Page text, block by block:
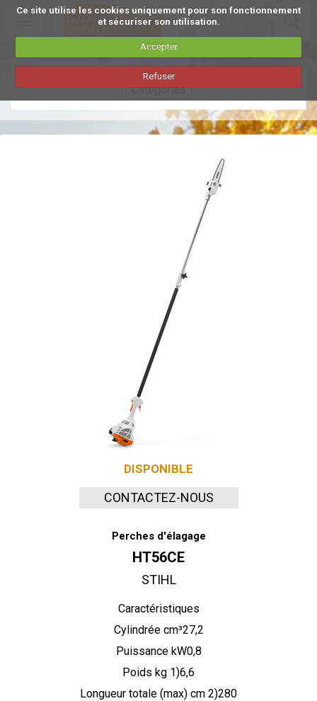
Ce site utilise les cookies uniquement pour son fonctionnement
et sécuriser son utilisation.
Accepter
Refuser
Aller
navigation
Catégories
DISPONIBLE
CONTACTEZ-NOUS
Perches d'élagage
HT56CE
STIHL
Caractéristiques
Cylindrée cm³27,2
Puissance kW0,8
Poids kg 1)6,6
Longueur totale (max) cm 2)280